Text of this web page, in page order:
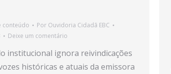
conteúdo Por Ouvidoria Cidadã EBC
Deixe um comentário
institucional ignora reivindicações
históricas e atuais da emissora